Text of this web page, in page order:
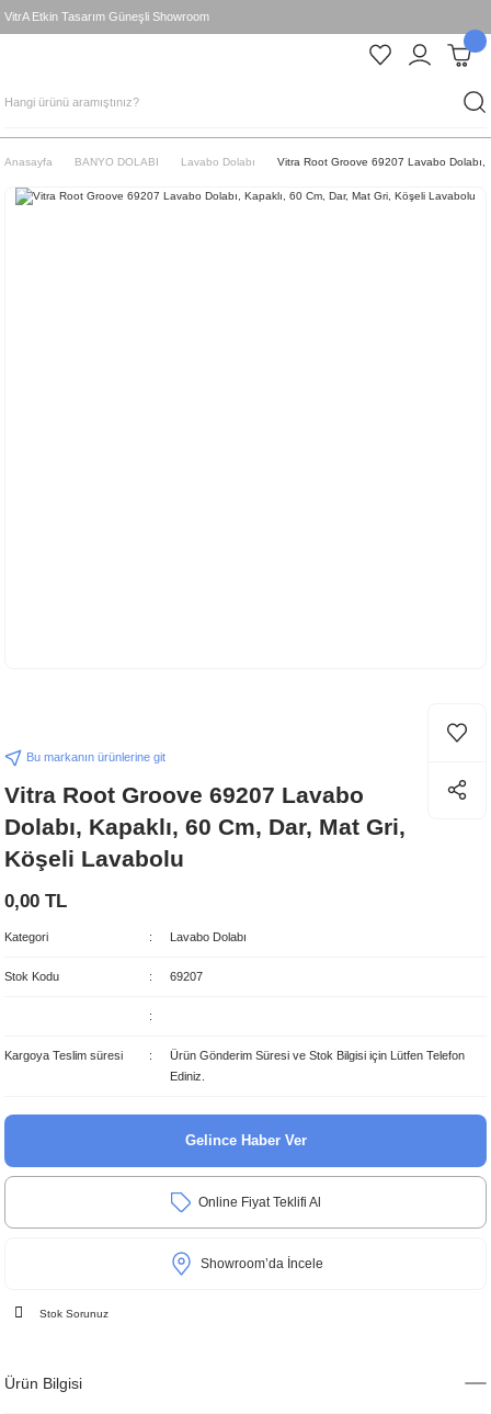
VitrA Etkin Tasarım Güneşli Showroom
Anasayfa BANYO DOLABI Lavabo Dolabı Vitra Root Groove 69207 Lavabo Dolabı,
Bu markanın ürünlerine git
Vitra Root Groove 69207 Lavabo
Dolabı, Kapaklı, 60 Cm, Dar, Mat Gri,
Köşeli Lavabolu
0,00 TL
Kategori Lavabo Dolabı
Stok Kodu 69207
Kargoya Teslim süresi
Ürün Gönderim Süresi ve Stok Bilgisi için Lütfen Telefon
Ediniz.
Gelince Haber Ver
Online Fiyat Teklifi Al
Showroom’da İncele
Stok Sorunuz
Ürün Bilgisi